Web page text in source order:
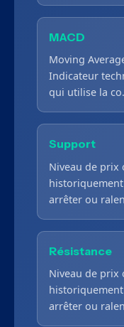
MACD
Moving
Indicateur
qui utilise la
Support
Niveau de prix
arrêter ou
Résistance
Niveau de prix
arrêter ou